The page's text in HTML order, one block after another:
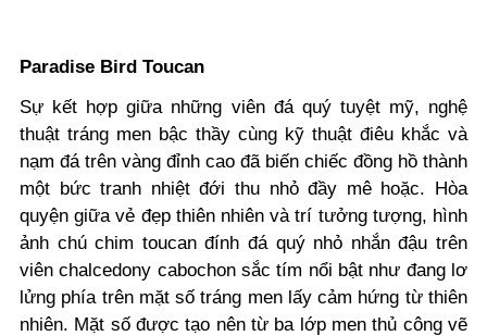
Paradise Bird Toucan
Sự kết hợp giữa những viên đá quý tuyệt mỹ, nghệ
thuật tráng men bậc thầy cùng kỹ thuật điêu khắc và
nạm đá trên vàng đỉnh cao đã biến chiếc đồng hồ thành
một bức tranh nhiệt đới thu nhỏ đầy mê hoặc. Hòa
quyện giữa vẻ đẹp thiên nhiên và trí tưởng tượng, hình
ảnh chú chim toucan đính đá quý nhỏ nhắn đậu trên
viên chalcedony cabochon sắc tím nổi bật như đang lơ
lửng phía trên mặt số tráng men lấy cảm hứng từ thiên
nhiên. Mặt số được tạo nên từ ba lớp men thủ công vẽ